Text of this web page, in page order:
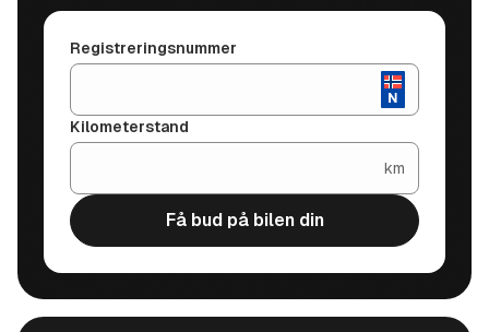
Registreringsnummer
Kilometerstand
km
Få bud på bilen din